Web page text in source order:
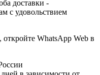
доставки -
с удовольствием
WhatsApp Web в